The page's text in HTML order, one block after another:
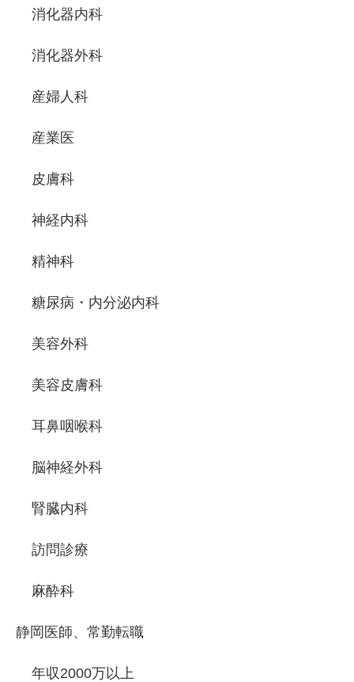
消化器内科
消化器外科
産婦人科
産業医
皮膚科
神経内科
精神科
糖尿病・内分泌内科
美容外科
美容皮膚科
耳鼻咽喉科
脳神経外科
腎臓内科
訪問診療
麻酔科
静岡医師、常勤転職
年収2000万以上